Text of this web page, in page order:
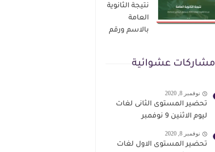
نتيجة الثانوية
العامة
بالاسم ورقم
مشاركات عشوائية
نوفمبر 8, 2020
تحضير المستوى الثانى لغات
ليوم الاثنين 9 نوفمبر
نوفمبر 8, 2020
تحضير المستوى الاول لغات